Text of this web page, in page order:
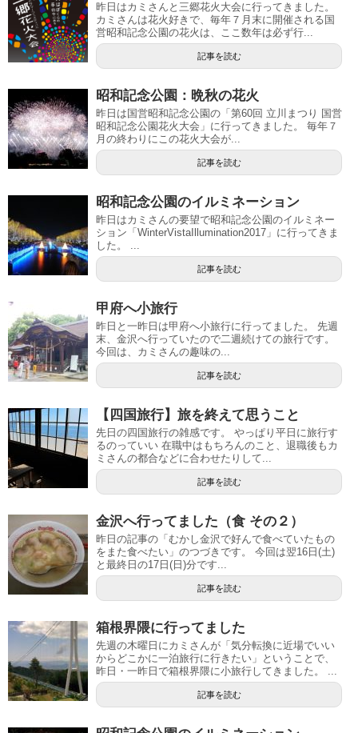
昨日はカミさんと三郷花火大会に行ってきました。
カミさんは花火好きで、毎年７月末に開催される国
営昭和記念公園の花火は、ここ数年は必ず行...
記事を読む
昭和記念公園：晩秋の花火
昨日は国営昭和記念公園の「第60回 立川まつり 国営
昭和記念公園花火大会」に行ってきました。 毎年７
月の終わりにこの花火大会が...
記事を読む
昭和記念公園のイルミネーション
昨日はカミさんの要望で昭和記念公園のイルミネー
ション「WinterVistaIllumination2017」に行ってきま
した。 ...
記事を読む
甲府へ小旅行
昨日と一昨日は甲府へ小旅行に行ってました。 先週
末、金沢へ行っていたので二週続けての旅行です。
今回は、カミさんの趣味の...
記事を読む
【四国旅行】旅を終えて思うこと
先日の四国旅行の雑感です。 やっぱり平日に旅行す
るのっていい 在職中はもちろんのこと、退職後もカ
ミさんの都合などに合わせたりして...
記事を読む
金沢へ行ってました（食 その２）
昨日の記事の「むかし金沢で好んで食べていたもの
をまた食べたい」のつづきです。 今回は翌16日(土)
と最終日の17日(日)分です...
記事を読む
箱根界隈に行ってました
先週の木曜日にカミさんが「気分転換に近場でいい
からどこかに一泊旅行に行きたい」ということで、
昨日・一昨日で箱根界隈に小旅行してきました。 ...
記事を読む